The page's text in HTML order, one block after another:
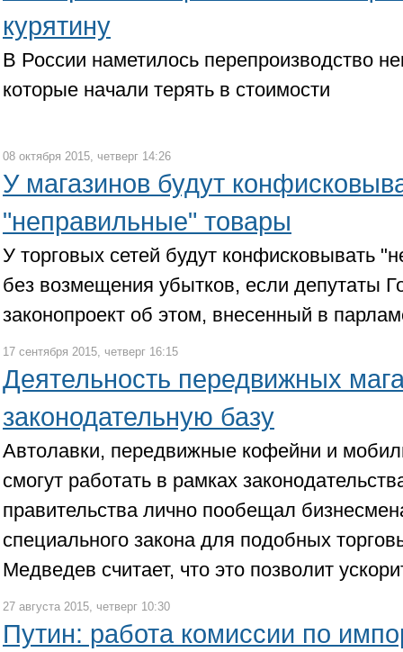
курятину
В России наметилось перепроизводство
которые начали терять в стоимости
08 октября 2015, четверг 14:26
У магазинов будут
"неправильные" товары
У торговых сетей будут конфисковывать
без возмещения убытков, если депутаты
законопроект об этом, внесенный в
17 сентября 2015, четверг 16:15
Деятельность передвижных
законодательную базу
Автолавки, передвижные кофейни и
смогут работать в рамках
правительства лично пообещал
специального закона для подобных
Медведев считает, что это позволит
27 августа 2015, четверг 10:30
Путин: работа комиссии по